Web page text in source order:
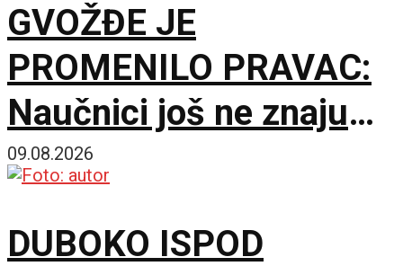
GVOŽĐE JE
PROMENILO PRAVAC:
Naučnici još ne znaju
šta ga je nateralo da se
09.08.2026
DUBOKO ISPOD